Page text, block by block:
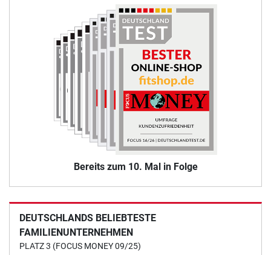
Bereits zum 10. Mal in Folge
DEUTSCHLANDS BELIEBTESTE
FAMILIENUNTERNEHMEN
PLATZ 3 (FOCUS MONEY 09/25)